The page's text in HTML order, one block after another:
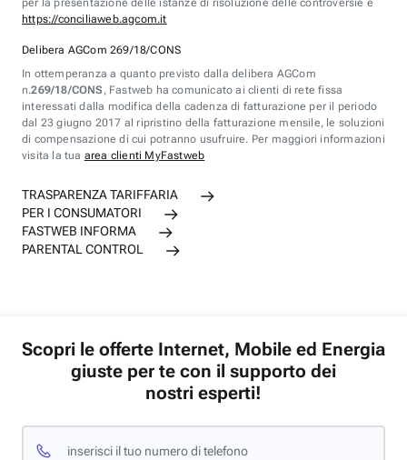
per la presentazione delle istanze di risoluzione delle controversie è
https://conciliaweb.agcom.it
Delibera AGCom 269/18/CONS
In ottemperanza a quanto previsto dalla delibera AGCom
n.269/18/CONS , Fastweb ha comunicato ai clienti di rete fissa
interessati dalla modifica della cadenza di fatturazione per il periodo
dal 23 giugno 2017 al ripristino della fatturazione mensile, le soluzioni
di compensazione di cui potranno usufruire. Per maggiori informazioni
visita la tua area clienti MyFastweb
TRASPARENZA TARIFFARIA
PER I CONSUMATORI
FASTWEB INFORMA
PARENTAL CONTROL
Scopri le offerte Internet, Mobile ed Energia
giuste per te con il supporto dei
nostri esperti!
inserisci il tuo numero di telefono